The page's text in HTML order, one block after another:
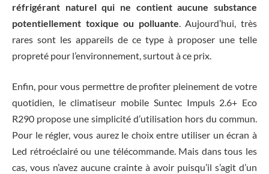
réfrigérant naturel qui ne contient aucune substance
potentiellement toxique ou polluante. Aujourd’hui, très
rares sont les appareils de ce type à proposer une telle
propreté pour l’environnement, surtout à ce prix.
Enfin, pour vous permettre de profiter pleinement de votre
quotidien, le climatiseur mobile Suntec Impuls 2.6+ Eco
R290 propose une simplicité d’utilisation hors du commun.
Pour le régler, vous aurez le choix entre utiliser un écran à
Led rétroéclairé ou une télécommande. Mais dans tous les
cas, vous n’avez aucune crainte à avoir puisqu’il s’agit d’un